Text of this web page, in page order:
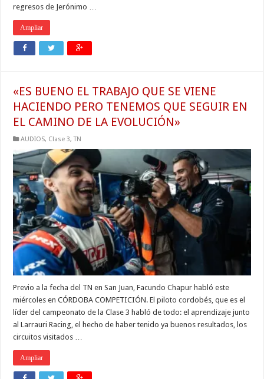
regresos de Jerónimo …
Ampliar
«ES BUENO EL TRABAJO QUE SE VIENE
HACIENDO PERO TENEMOS QUE SEGUIR EN
EL CAMINO DE LA EVOLUCIÓN»
AUDIOS, Clase 3,TN
Previo a la fecha del TN en San Juan, Facundo Chapur habló este
miércoles en CÓRDOBA COMPETICIÓN. El piloto cordobés, que es el
líder del campeonato de la Clase 3 habló de todo: el aprendizaje junto
al Larrauri Racing, el hecho de haber tenido ya buenos resultados, los
circuitos visitados …
Ampliar